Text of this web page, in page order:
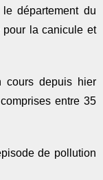
département du
la canicule et
cours depuis hier
entre 35
de pollution